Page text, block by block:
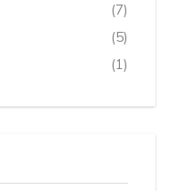
(7)
(5)
(1)